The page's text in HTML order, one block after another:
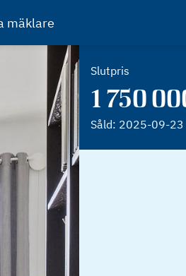
mäklare
Slutpris
1 750
Såld: 2025-09-23